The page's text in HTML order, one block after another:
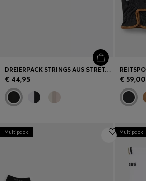
DREIERPACK STRINGS AUS STRETCH-BAUMWOLLE MIT LOGOS AM BUND
€ 44,95 € 59,00
Multipack Multipack